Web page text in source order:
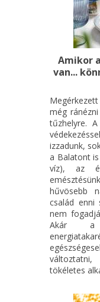
Amikor
van...
még
tűzhelyre.
izzadunk,
a Balatont
víz), az
hűvösebb
család
nem
Akár
tökéletes